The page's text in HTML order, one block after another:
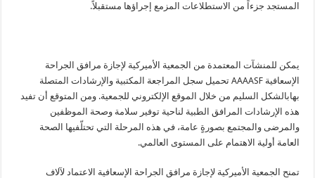
المستجد جزءاً من الاستطلاعات المزمع إجراؤها مستقبلاً.
يمكن للمنشآت المعتمدة من الجمعية الأميركية لإجازة مرافق الجراحة
الإسعافية AAAASF تحميل سجل المراجعة المكتبية والإرشادات المتصلة
بهابالشكل السليم من خلال الموقع الإلكتروني للجمعية. ومن المتوقع أن تفيد
هذه الإرشادات المرافق الطبية لناحية توفير سلامة وصحة الموظفين
والمرضى والمجتمع بصورةٍ عامة، في هذه المرحلة التي تحتلّفيها الصحة
العامة أولية الاهتمام على المستوى العالمي.
تمنح الجمعية الأميركية لإجازة مرافق الجراحة الإسعافية الاعتماد لآلاف